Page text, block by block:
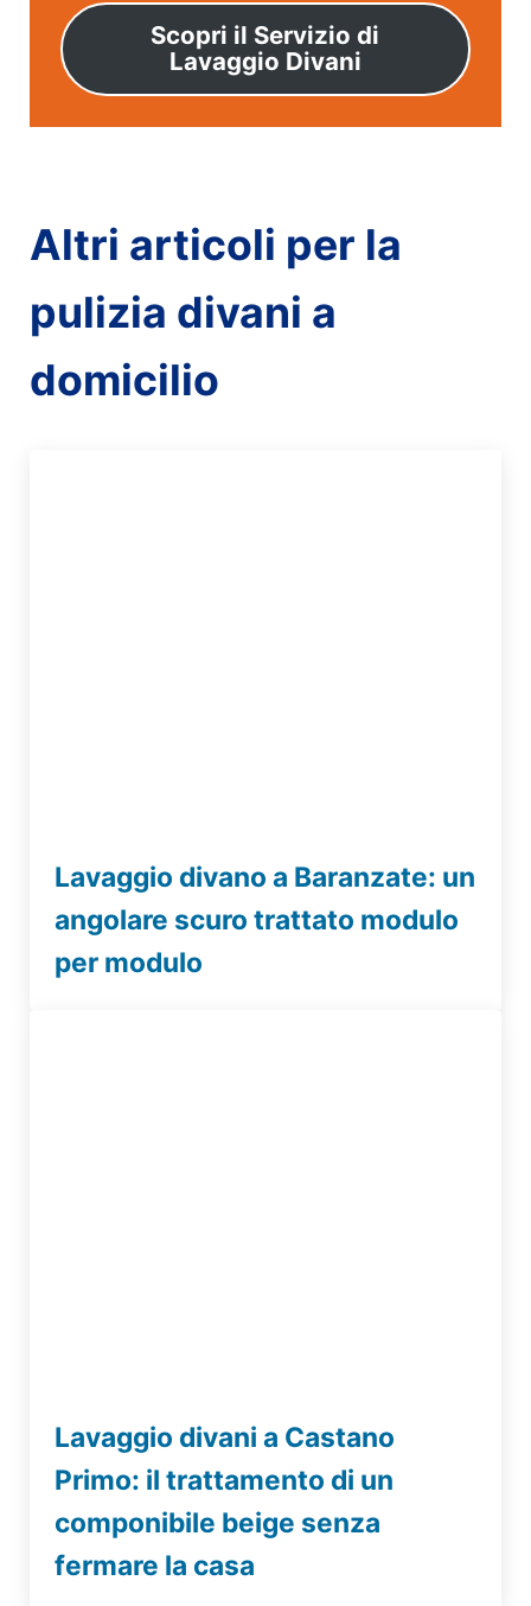
Scopri il Servizio di
Lavaggio Divani
Altri articoli per la
pulizia divani a
domicilio
Lavaggio divano a Baranzate: un
angolare scuro trattato modulo
per modulo
Lavaggio divani a Castano
Primo: il trattamento di un
componibile beige senza
fermare la casa